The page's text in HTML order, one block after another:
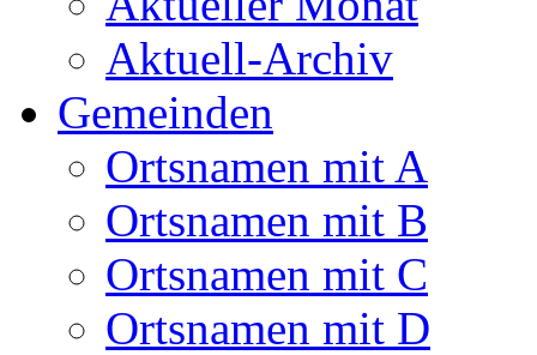
Aktuell-Archiv
Gemeinden
Ortsnamen mit A
Ortsnamen mit B
Ortsnamen mit C
Ortsnamen mit D